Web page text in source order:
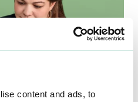
content and ads, to